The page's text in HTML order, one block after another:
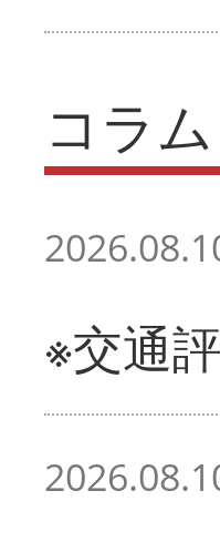
コラ
※交通